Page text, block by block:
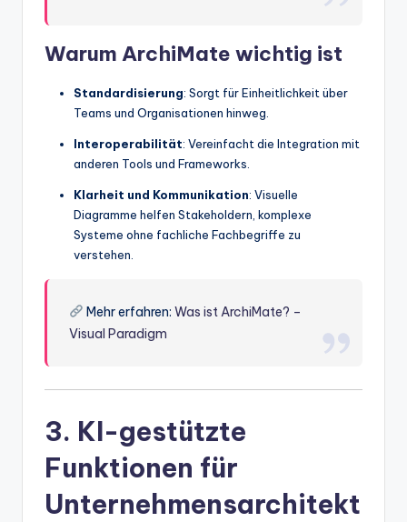
Warum ArchiMate wichtig ist
Standardisierung: Sorgt für Einheitlichkeit über
Teams und Organisationen hinweg.
Interoperabilität: Vereinfacht die Integration mit
anderen Tools und Frameworks.
Klarheit und Kommunikation: Visuelle
Diagramme helfen Stakeholdern, komplexe
Systeme ohne fachliche Fachbegriffe zu
verstehen.
Mehr erfahren:Was ist ArchiMate? –
Visual Paradigm
3. KI-gestützte
Funktionen für
Unternehmensarchitekt